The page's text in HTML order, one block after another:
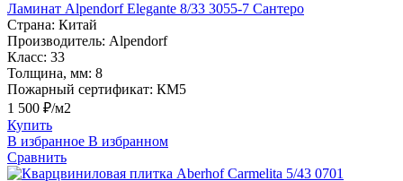
Ламинат Alpendorf Elegante 8/33 3055-7 Сантеро
Страна: Китай
Производитель: Alpendorf
Класс: 33
Толщина, мм: 8
Пожарный сертификат: КМ5
1 500 ₽/м2
Купить
В избранное В избранном
Сравнить